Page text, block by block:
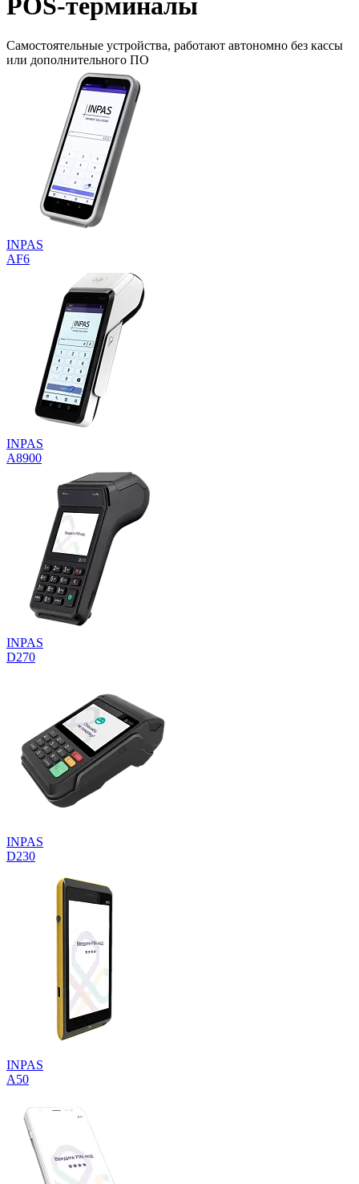
POS-терминалы
Самостоятельные устройства, работают автономно без кассы
или дополнительного ПО
INPAS
AF6
INPAS
A8900
INPAS
D270
INPAS
D230
INPAS
A50